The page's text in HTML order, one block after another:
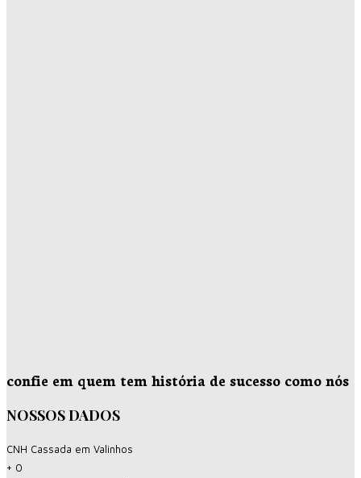
confie em quem tem história de sucesso como nós
NOSSOS DADOS
CNH Cassada em Valinhos
+ 0